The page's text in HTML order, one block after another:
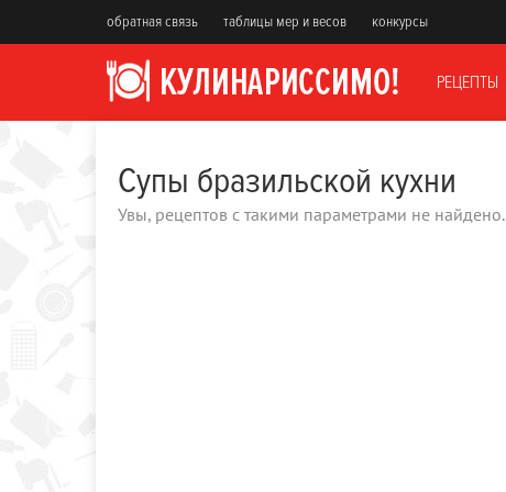
обратная связь таблицы мер и весов конкурсы
РЕЦЕПТЫ
Супы бразильской кухни
Увы, рецептов с такими параметрами не найдено.